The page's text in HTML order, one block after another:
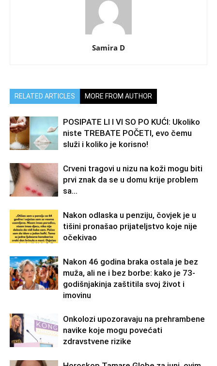
Samira D
RELATED ARTICLES MORE FROM AUTHOR
POSIPATE LI I VI SO PO KUĆI: Ukoliko
niste TREBATE POČETI, evo čemu
služi i koliko je korisno!
Crveni tragovi u nizu na koži mogu biti
prvi znak da se u domu krije problem
sa…
Nakon odlaska u penziju, čovjek je u
tišini pronašao prijateljstvo koje nije
očekivao
Nakon 46 godina braka ostala je bez
muža, ali ne i bez borbe: kako je 73-
godišnjakinja zaštitila svoj život i
imovinu
Onkolozi upozoravaju na prehrambene
navike koje mogu povećati
zdravstvene rizike